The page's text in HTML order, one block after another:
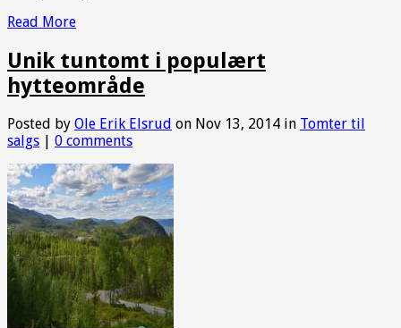
Read More
Unik tuntomt i populært
hytteområde
Posted by Ole Erik Elsrud on Nov 13, 2014 in Tomter til
salgs
0 comments